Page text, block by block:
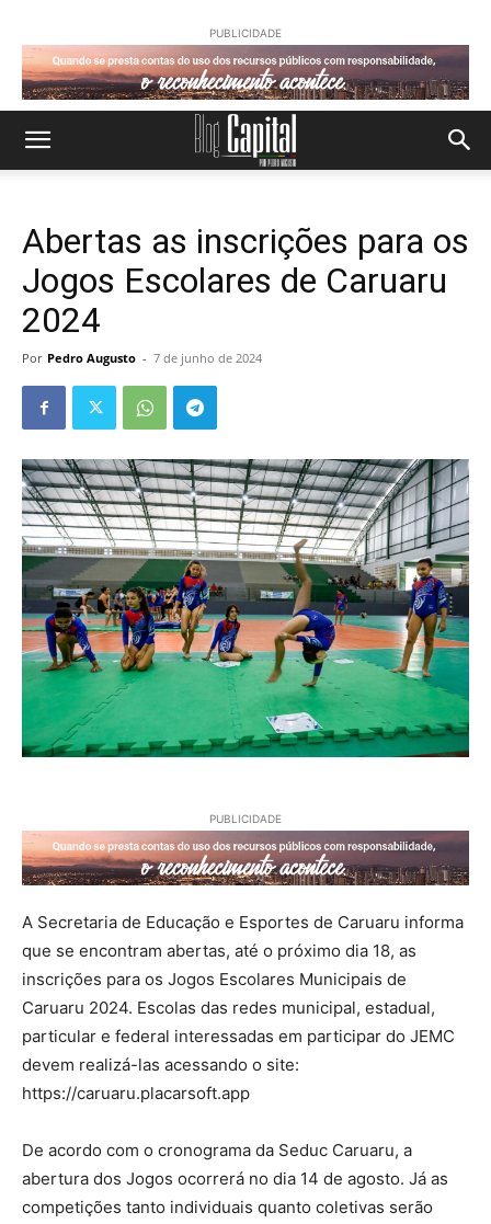
PUBLICIDADE
Abertas as inscrições para os
Jogos Escolares de Caruaru
2024
Por Pedro Augusto - 7 de junho de 2024
PUBLICIDADE
A Secretaria de Educação e Esportes de Caruaru informa
que se encontram abertas, até o próximo dia 18, as
inscrições para os Jogos Escolares Municipais de
Caruaru 2024. Escolas das redes municipal, estadual,
particular e federal interessadas em participar do JEMC
devem realizá-las acessando o site:
https://caruaru.placarsoft.app
De acordo com o cronograma da Seduc Caruaru, a
abertura dos Jogos ocorrerá no dia 14 de agosto. Já as
competições tanto individuais quanto coletivas serão